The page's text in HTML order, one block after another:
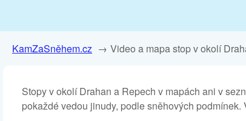
KamZaSněhem.cz Video a mapa stop v okolí
Stopy v okolí Drahan a Repech v mapách ani v
pokaždé vedou jinudy, podle sněhových